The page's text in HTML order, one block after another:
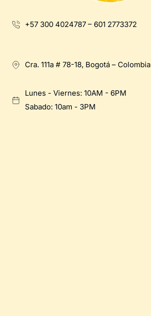
+57 300 4024787 – 601 2773372
Cra. 111a # 78-18, Bogotá – Colombia
Lunes - Viernes: 10AM - 6PM
Sabado: 10am - 3PM